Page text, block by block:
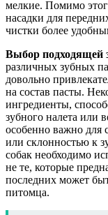
мелкие. Помимо
насадки для
чистки более
Выбор подходящей
различных зубных
довольно
на состав пасты.
ингредиенты,
зубного налета или
особенно важно для
или склонностью к
собак необходимо
не те, которые
последних может
питомца.